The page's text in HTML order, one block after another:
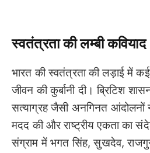
स्वतंत्रता की लम्बी कवियाद
भारत की स्वतंत्रता की लड़ाई में
जीवन की कुर्बानी दी। ब्रिटिश
सत्याग्रह जैसी अनगिनत आंदोलनों
मदद की और राष्ट्रीय एकता का
संग्राम में भगत सिंह, सुखदेव,